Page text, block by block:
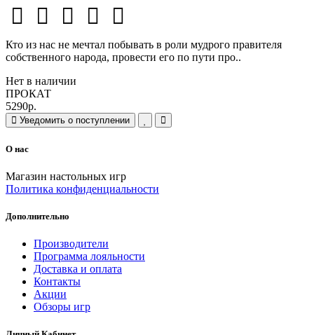
Кто из нас не мечтал побывать в роли мудрого правителя
собственного народа, провести его по пути про..
Нет в наличии
ПРОКАТ
5290р.
Уведомить о поступлении
О нас
Магазин настольных игр
Политика конфиденциальности
Дополнительно
Производители
Программа лояльности
Доставка и оплата
Контакты
Акции
Обзоры игр